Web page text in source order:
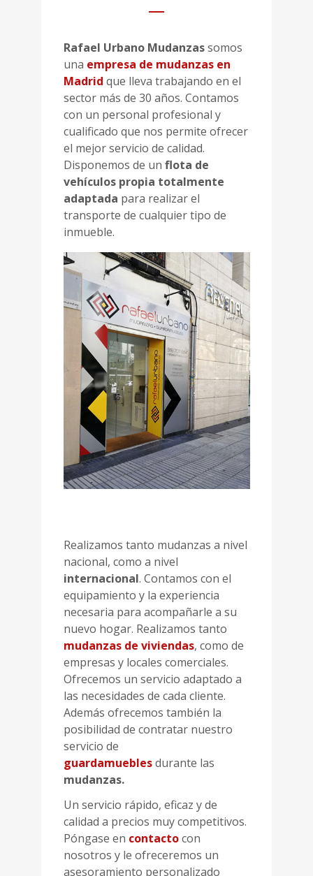
Rafael Urbano Mudanzassomos
una empresa de mudanzas en
Madrid que lleva trabajando en el
sector más de 30 años. Contamos
con un personal profesional y
cualificado que nos permite ofrecer
el mejor servicio de calidad.
Disponemos de un flota de
vehículos propia totalmente
adaptada para realizar el
transporte de cualquier tipo de
inmueble.
Realizamos tanto mudanzas a nivel
nacional, como a nivel
internacional. Contamos con el
equipamiento y la experiencia
necesaria para acompañarle a su
nuevo hogar. Realizamos tanto
mudanzas de viviendas, como de
empresas y locales comerciales.
Ofrecemos un servicio adaptado a
las necesidades de cada cliente.
Además ofrecemos también la
posibilidad de contratar nuestro
servicio de
guardamueblesdurante las
mudanzas.
Un servicio rápido, eficaz y de
calidad a precios muy competitivos.
Póngase en contactocon
nosotros y le ofreceremos un
asesoramiento personalizado